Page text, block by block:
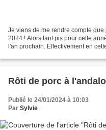
Je viens de me rendre compte
2024 ! Alors tant pis pour cette
l'an prochain. Effectivement en
Rôti de porc à
Publié le 24/01/2024 à 10:03
Par Sylvie